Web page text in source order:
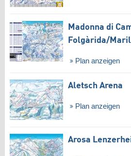
Madonna di
Folgàrida/​
Plan anzeigen
Aletsch Arena
Plan anzeigen
Arosa